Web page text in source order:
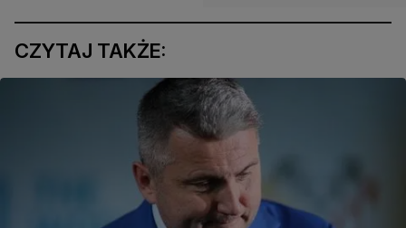
CZYTAJ TAKŻE: